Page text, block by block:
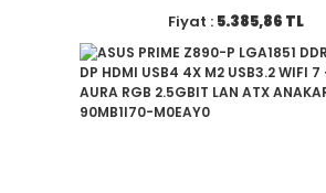
Fiyat : 5.385,86 TL